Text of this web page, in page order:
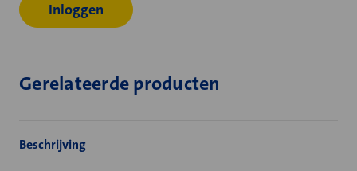
Inloggen
Gerelateerde producten
Beschrijving